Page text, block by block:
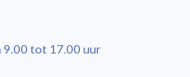
9.00 tot 17.00 uur